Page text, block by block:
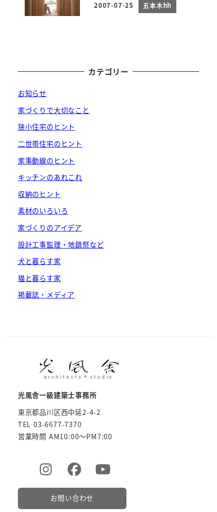
投稿日
2007-07-25 五本木hh
カテゴリー
お知らせ
家づくりで大切なこと
狭小住宅のヒント
二世帯住宅のヒント
家事動線のヒント
キッチンのあれこれ
収納のヒント
素材のいろいろ
家づくりのアイデア
設計工事監理・地鎮祭など
犬と暮らす家
猫と暮らす家
掲載誌・メディア
光風舎一級建築士事務所
東京都品川区西中延2-4-2
TEL 03-6677-7370
営業時間 AM10:00～PM7:00
お問い合わせ